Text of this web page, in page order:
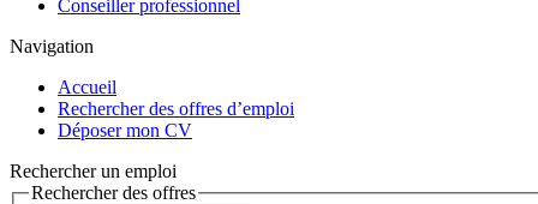
Conseiller professionnel
Navigation
Accueil
Rechercher des offres d’emploi
Déposer mon CV
Rechercher un emploi
Rechercher des offres